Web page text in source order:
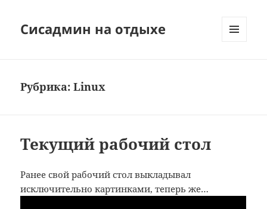
Сисадмин на отдыхе
Рубрика:Linux
Текущий рабочий стол
Ранее свой рабочий стол выкладывал
исключительно картинками, теперь же…